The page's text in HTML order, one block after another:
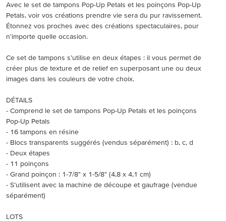
Avec le set de tampons Pop-Up Petals et les poinçons Pop-Up
Petals, voir vos créations prendre vie sera du pur ravissement.
Étonnez vos proches avec des créations spectaculaires, pour
n'importe quelle occasion.
Ce set de tampons s’utilise en deux étapes : il vous permet de
créer plus de texture et de relief en superposant une ou deux
images dans les couleurs de votre choix.
DÉTAILS
- Comprend le set de tampons Pop-Up Petals et les poinçons
Pop-Up Petals
- 16 tampons en résine
- Blocs transparents suggérés (vendus séparément) : b, c, d
- Deux étapes
- 11 poinçons
- Grand poinçon : 1-7/8" x 1-5/8" (4,8 x 4,1 cm)
- S’utilisent avec la machine de découpe et gaufrage (vendue
séparément)
LOTS